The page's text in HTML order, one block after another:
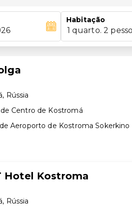
Habitação
1 quarto. 2
, Rússia
Centro de Kostromá
Aeroporto de Kostroma Sokerkino
Hotel Kostroma
, Rússia